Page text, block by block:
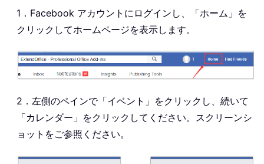
1．Facebook アカウントにログインし、「ホーム」を
クリックしてホームページを表示します。
2．左側のペインで「イベント」をクリックし、続いて
「カレンダー」をクリックしてください。スクリーンシ
ョットをご参照ください。